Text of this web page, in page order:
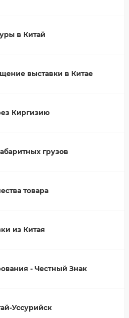
в Китай
выставки в Китае
Киргизию
грузов
товара
из Китая
- Честный Знак
Уссурийск